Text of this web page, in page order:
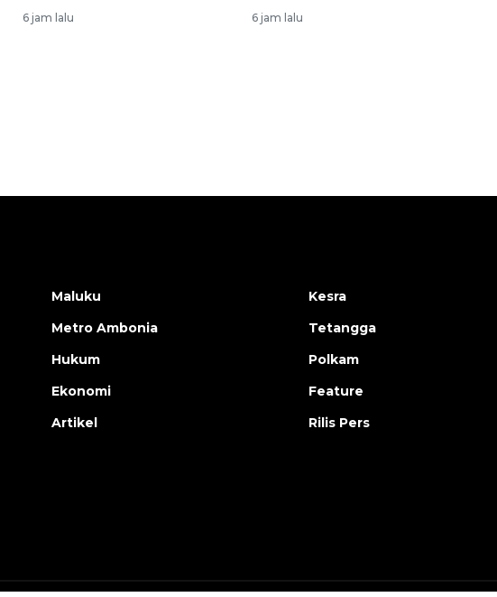
6 jam lalu 6 jam lalu
Ekonomi triwulan II-2026
Maluku
Metro Ambonia
Hukum
Ekonomi
Artikel
Kesra
Tetangga
Polkam
Feature
Rilis Pers